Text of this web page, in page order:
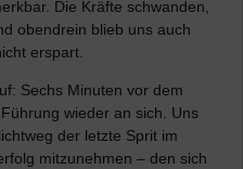
Die Kräfte schwanden,
obendrein blieb uns auch
erspart.
Sechs Minuten vor dem
wieder an sich. Uns
der letzte Sprit im
mitzunehmen – den sich